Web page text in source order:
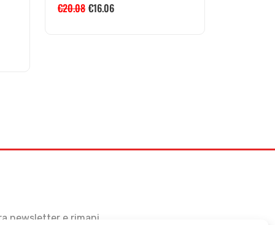
€20.08 €16.06
newsletter e rimani